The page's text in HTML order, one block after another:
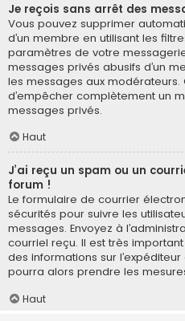
Je reçois sans arrêt des
Vous pouvez supprimer
d’un membre en utilisant les
paramètres de votre
messages privés abusifs d’un
les messages aux
d’empêcher complètement un
messages privés.
Haut
J’ai reçu un spam ou un
forum !
Le formulaire de courrier
sécurités pour suivre les
messages. Envoyez à
courriel reçu. Il est très
des informations sur
pourra alors prendre les
Haut